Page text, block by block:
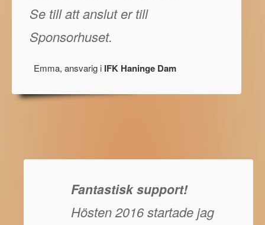
Se till att anslut er till
Sponsorhuset.
Emma, ansvarig i IFK Haninge Dam
Fantastisk support!
Hösten 2016 startade jag